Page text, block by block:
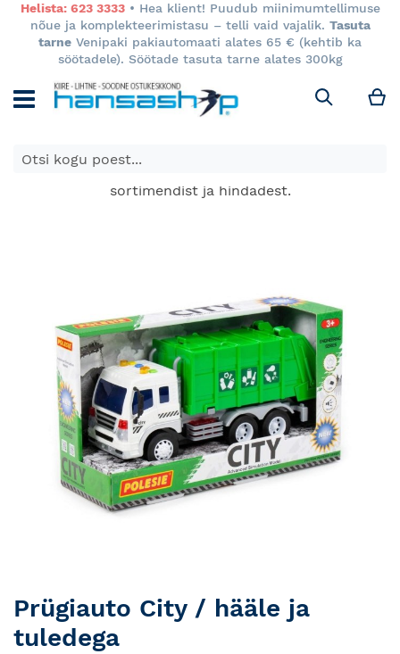
Helista: 623 3333• Hea klient! Puudub miinimumtellimuse
nõue ja komplekteerimistasu – telli vaid vajalik. Tasuta
tarne Venipaki pakiautomaati alates 65 € (kehtib ka
söötadele). Söötade tasuta tarne alates 300kg
Otsi
E-poes kuvatavad toodete hinnad kehtivad ainult e-
poes ja võivad erineda Keila ja Tartu poodide
sortimendist ja hindadest.
images
gallery
Skip
to
the
Prügiauto City / hääle ja
tuledega